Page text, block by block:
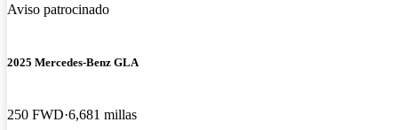
Aviso patrocinado
2025 Mercedes-Benz GLA
250 FWD 6,681 millas